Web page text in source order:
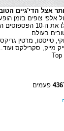
אלפי צופים בזמן
אלקטרונית, קבלו את ה-
טייסטו, מרטין
Top
פעמים